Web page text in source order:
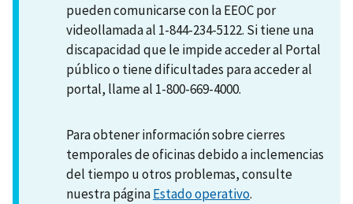
pueden comunicarse con la EEOC por
videollamada al 1-844-234-5122. Si tiene una
discapacidad que le impide acceder al Portal
público o tiene dificultades para acceder al
portal, llame al 1-800-669-4000.
Para obtener información sobre cierres
temporales de oficinas debido a inclemencias
del tiempo u otros problemas, consulte
nuestra páginaEstado operativo.